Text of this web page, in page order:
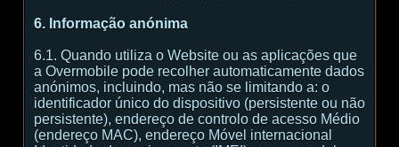
6. Informação anónima
6.1. Quando utiliza o Website ou as aplicações que
a Overmobile pode recolher automaticamente dados
anónimos, incluindo, mas não se limitando a: o
identificador único do dispositivo (persistente ou não
persistente), endereço de controlo de acesso Médio
(endereço MAC), endereço Móvel internacional